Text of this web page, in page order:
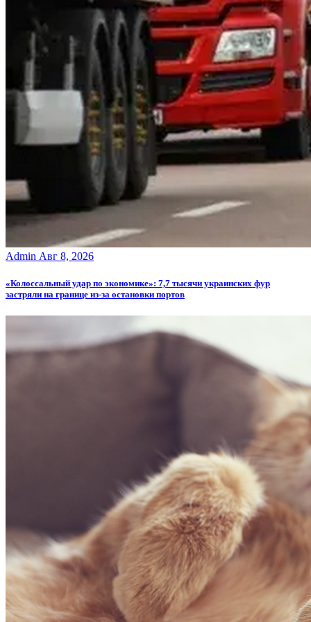
Admin Авг 8, 2026
«Колоссальный удар по экономике»: 7,7 тысячи украинских фур
застряли на границе из-за остановки портов